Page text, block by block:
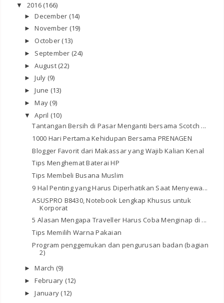
▼ 2016 (166)
►December (14)
►November (19)
► October (13)
► September (24)
►August (22)
►July (9)
►June (13)
►May (9)
▼April (10)
Tantangan Bersih di Pasar Menganti bersama Scotch ...
1000 Hari Pertama Kehidupan Bersama PRENAGEN
Blogger Favorit dari Makassar yang Wajib Kalian Kenal
Tips Menghemat Baterai HP
Tips Membeli Busana Muslim
9 Hal Penting yang Harus Diperhatikan Saat Menyewa...
ASUSPRO B8430, Notebook Lengkap Khusus untuk
Korporat
5 Alasan Mengapa Traveller Harus Coba Menginap di ...
Tips Memilih Warna Pakaian
Program penggemukan dan pengurusan badan (bagian
2)
►March (9)
►February (12)
►January (12)